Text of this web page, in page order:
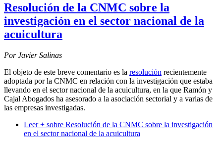
Resolución de la CNMC sobre la
investigación en el sector nacional de la
acuicultura
Por Javier Salinas
El objeto de este breve comentario es la resolución recientemente
adoptada por la CNMC en relación con la investigación que estaba
llevando en el sector nacional de la acuicultura, en la que Ramón y
Cajal Abogados ha asesorado a la asociación sectorial y a varias de
las empresas investigadas.
Leer + sobre Resolución de la CNMC sobre la investigación
en el sector nacional de la acuicultura